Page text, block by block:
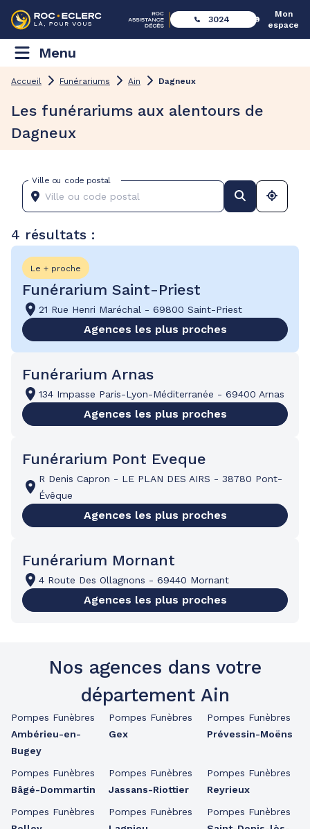
3024
Mon
espace
Menu
Accueil Funérariums Ain Dagneux
Les funérariums aux alentours de
Dagneux
Ville ou code postal
4 résultats :
Le + proche
Funérarium Saint-Priest
21 Rue Henri Maréchal - 69800 Saint-Priest
Agences les plus proches
Funérarium Arnas
134 Impasse Paris-Lyon-Méditerranée - 69400 Arnas
Agences les plus proches
Funérarium Pont Eveque
R Denis Capron - LE PLAN DES AIRS - 38780 Pont-
Évêque
Agences les plus proches
Funérarium Mornant
4 Route Des Ollagnons - 69440 Mornant
Agences les plus proches
Nos agences dans votre
département Ain
Pompes Funèbres
Ambérieu-en-
Bugey
Pompes Funèbres
Bâgé-Dommartin
Pompes Funèbres
Pompes Funèbres
Gex
Pompes Funèbres
Jassans-Riottier
Pompes Funèbres
Pompes Funèbres
Prévessin-Moëns
Pompes Funèbres
Reyrieux
Pompes Funèbres